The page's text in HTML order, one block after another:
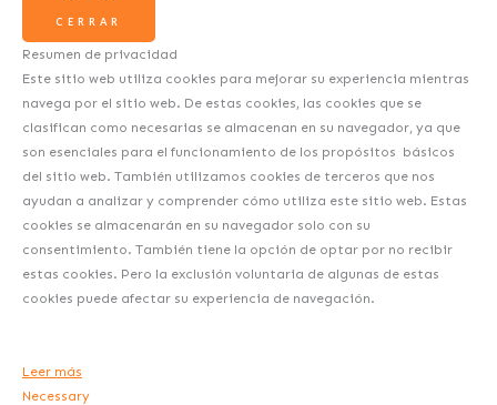
CERRAR
Resumen de privacidad
Este sitio web utiliza cookies para mejorar su experiencia mientras
navega por el sitio web. De estas cookies, las cookies que se
clasifican como necesarias se almacenan en su navegador, ya que
son esenciales para el funcionamiento de los propósitos básicos
del sitio web. También utilizamos cookies de terceros que nos
ayudan a analizar y comprender cómo utiliza este sitio web. Estas
cookies se almacenarán en su navegador solo con su
consentimiento. También tiene la opción de optar por no recibir
estas cookies. Pero la exclusión voluntaria de algunas de estas
cookies puede afectar su experiencia de navegación.
Leer más
Necessary